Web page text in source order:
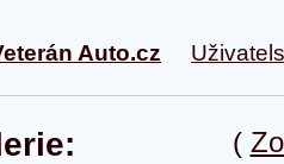
Auto.cz
(